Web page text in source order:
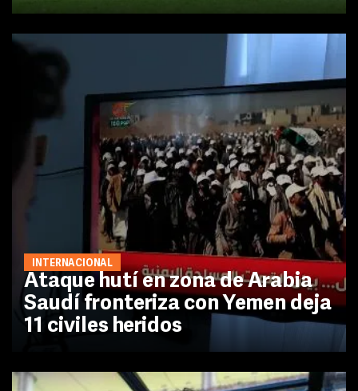
INTERNACIONAL
Ataque hutí en zona de Arabia
Saudí fronteriza con Yemen deja
11 civiles heridos